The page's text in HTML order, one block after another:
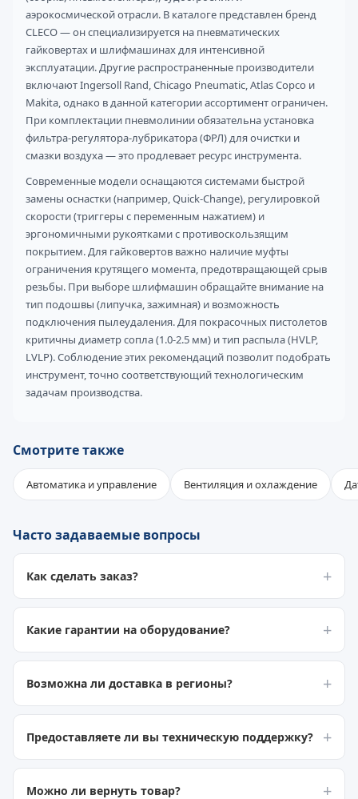
аэрокосмической отрасли. В каталоге представлен бренд
CLECO — он специализируется на пневматических
гайковертах и шлифмашинах для интенсивной
эксплуатации. Другие распространенные производители
включают Ingersoll Rand, Chicago Pneumatic, Atlas Copco и
Makita, однако в данной категории ассортимент ограничен.
При комплектации пневмолинии обязательна установка
фильтра-регулятора-лубрикатора (ФРЛ) для очистки и
смазки воздуха — это продлевает ресурс инструмента.
Современные модели оснащаются системами быстрой
замены оснастки (например, Quick-Change), регулировкой
скорости (триггеры с переменным нажатием) и
эргономичными рукоятками с противоскользящим
покрытием. Для гайковертов важно наличие муфты
ограничения крутящего момента, предотвращающей срыв
резьбы. При выборе шлифмашин обращайте внимание на
тип подошвы (липучка, зажимная) и возможность
подключения пылеудаления. Для покрасочных пистолетов
критичны диаметр сопла (1.0-2.5 мм) и тип распыла (HVLP,
LVLP). Соблюдение этих рекомендаций позволит подобрать
инструмент, точно соответствующий технологическим
задачам производства.
Смотрите также
Автоматика и управление Вентиляция и охлаждение
Часто задаваемые вопросы
Как сделать заказ?
Какие гарантии на оборудование?
Возможна ли доставка в регионы?
Предоставляете ли вы техническую поддержку?
Можно ли вернуть товар?